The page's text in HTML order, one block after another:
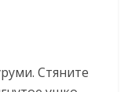
Стяните